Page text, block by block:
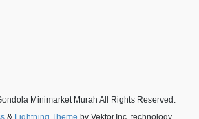
Minimarket Murah All Rights Reserved.